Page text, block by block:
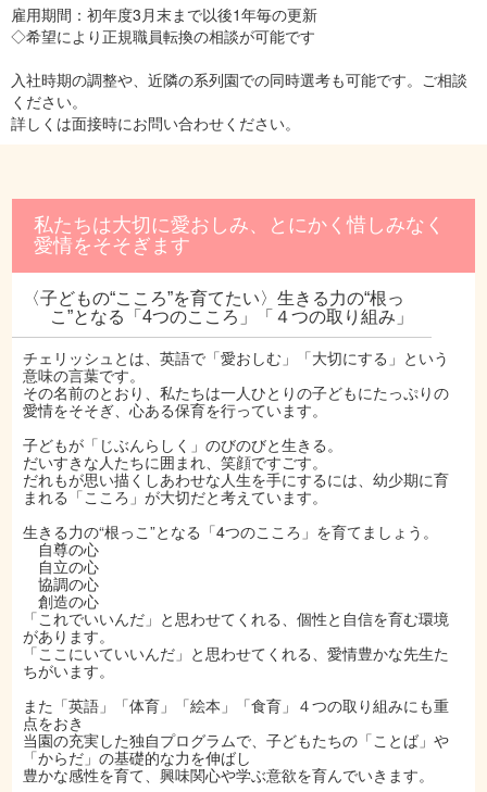
雇用期間：初年度3月末まで以後1年毎の更新
◇希望により正規職員転換の相談が可能です
入社時期の調整や、近隣の系列園での同時選考も可能です。ご相談
ください。
詳しくは面接時にお問い合わせください。
私たちは大切に愛おしみ、とにかく惜しみなく
愛情をそそぎます
〈子どもの“こころ”を育てたい〉生きる力の“根っ
こ”となる「4つのこころ」「４つの取り組み」
チェリッシュとは、英語で「愛おしむ」「大切にする」という
意味の言葉です。
その名前のとおり、私たちは一人ひとりの子どもにたっぷりの
愛情をそそぎ、心ある保育を行っています。
子どもが「じぶんらしく」のびのびと生きる。
だいすきな人たちに囲まれ、笑顔ですごす。
だれもが思い描くしあわせな人生を手にするには、幼少期に育
まれる「こころ」が大切だと考えています。
生きる力の“根っこ”となる「4つのこころ」を育てましょう。
自尊の心
自立の心
協調の心
創造の心
「これでいいんだ」と思わせてくれる、個性と自信を育む環境
があります。
「ここにいていいんだ」と思わせてくれる、愛情豊かな先生た
ちがいます。
また「英語」「体育」「絵本」「食育」４つの取り組みにも重
点をおき
当園の充実した独自プログラムで、子どもたちの「ことば」や
「からだ」の基礎的な力を伸ばし
豊かな感性を育て、興味関心や学ぶ意欲を育んでいきます。